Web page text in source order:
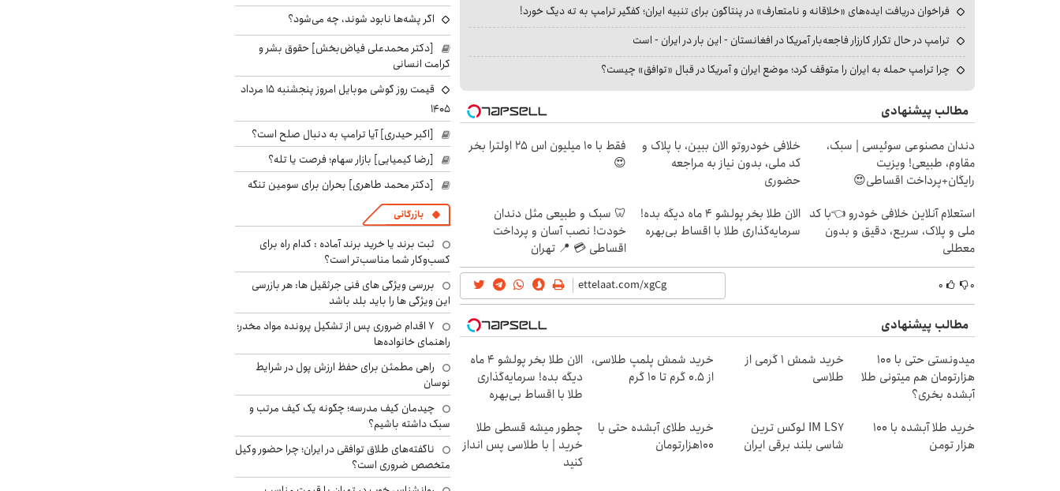
فراخوان دریافت ایده‌های «خلاقانه و نامتعارف» در پنتاگون برای تنبیه ایران؛ کفگیر ترامپ به ته دیگ خورد!
ترامپ در حال تکرار کارزار فاجعه‌بار آمریکا در افغانستان - این بار در ایران - است
چرا ترامپ حمله به ایران را متوقف کرد؛ موضع ایران و آمریکا در قبال «توافق» چیست؟
مطالب پیشنهادی
دندان مصنوعی سوئیسی | سبک،
مقاوم، طبیعی! ویزیت
رایگان+پرداخت اقساطی😍
خلافی خودروتو الان ببین، با پلاک و
کد ملی، بدون نیاز به مراجعه
حضوری
فقط با 10 میلیون اس 25 اولترا بخر
😍
استعلام آنلاین خلافی خودرو 👈با کد
ملی و پلاک، سریع، دقیق و بدون
معطلی
الان طلا بخر پولشو 4 ماه دیگه بده!
سرمایه‌گذاری طلا با اقساط بی‌بهره
🦷 سبک و طبیعی مثل دندان
خودت! نصب آسان و پرداخت
اقساطی 💳 📍 تهران
۰ ۰
مطالب پیشنهادی
میدونستی حتی با ۱۰۰
هزارتومان هم میتونی طلا
آبشده بخری؟
خرید شمش 1 گرمی از
طلاسی
خرید شمش پلمپ طلاسی،
از ۰.۵ گرم تا ۱۰ گرم
الان طلا بخر پولشو 4 ماه
دیگه بده! سرمایه‌گذاری
طلا با اقساط بی‌بهره
خرید طلا آبشده با 100
هزار تومن
IM LS7 لوکس ترین
شاسی بلند برقی ایران
خرید طلای آبشده حتی با
۱۰۰هزارتومان
چطور میشه قسطی طلا
خرید | با طلاسی پس انداز
کنید
اگر پشه‌ها نابود شوند، چه می‌شود؟
[دکتر محمدعلی فیاض‌بخش] حقوق بشر و
کرامت انسانی
قیمت روز گوشی موبایل امروز پنجشنبه ۱۵ مرداد
۱۴۰۵
[اکبر حیدری] آیا ترامپ به دنبال صلح است؟
[رضا کیمیایی] بازار سهام؛ فرصت یا تله؟
[دکتر محمد طاهری] بحران برای سومین تنگه
بازرگانی
ثبت برند یا خرید برند آماده : کدام راه برای
کسب‌وکار شما مناسب‌تر است؟
بررسی ویژگی های فنی جرثقیل ها: هر بازرسی
این ویژگی ها را باید بلد باشد
۷ اقدام ضروری پس از تشکیل پرونده مواد مخدر؛
راهنمای خانواده‌ها
راهی مطمئن برای حفظ ارزش پول در شرایط
نوسان
چیدمان کیف مدرسه؛ چگونه یک کیف مرتب و
سبک داشته باشیم؟
ناگفته‌های طلاق توافقی در ایران؛ چرا حضور وکیل
متخصص ضروری است؟